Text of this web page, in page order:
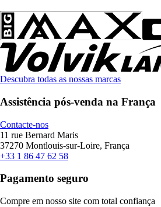
Descubra todas as nossas marcas
Assistência pós-venda na França
Contacte-nos
11 rue Bernard Maris
37270 Montlouis-sur-Loire, França
+33 1 86 47 62 58
Pagamento seguro
Compre em nosso site com total confiança